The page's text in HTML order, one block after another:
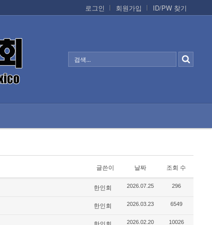
로그인
회원가입 ID/PW 찾기
글쓴이 날짜 조회 수
한인회 2026.07.25 296
한인회 2026.03.23 6549
2026.02.20 10026